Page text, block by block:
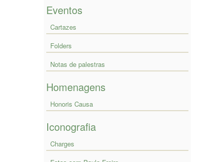
Eventos
Cartazes
Folders
Notas de palestras
Homenagens
Honoris Causa
Iconografia
Charges